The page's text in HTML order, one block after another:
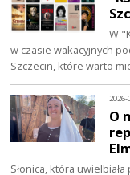
W
w czasie wakacyjnych
Szczecin, które warto
2026-
O
Słonica, która